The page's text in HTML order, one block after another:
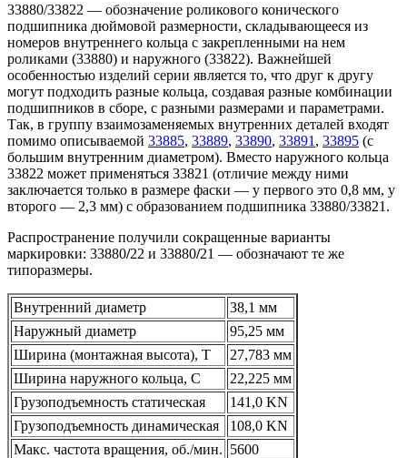
33880/33822 — обозначение роликового конического
подшипника дюймовой размерности, складывающееся из
номеров внутреннего кольца с закрепленными на нем
роликами (33880) и наружного (33822). Важнейшей
особенностью изделий серии является то, что друг к другу
могут подходить разные кольца, создавая разные комбинации
подшипников в сборе, с разными размерами и параметрами.
Так, в группу взаимозаменяемых внутренних деталей входят
помимо описываемой 33885, 33889, 33890, 33891 , 33895 (с
большим внутренним диаметром). Вместо наружного кольца
33822 может применяться 33821 (отличие между ними
заключается только в размере фаски — у первого это 0,8 мм, у
второго — 2,3 мм) с образованием подшипника 33880/33821.
Распространение получили сокращенные варианты
маркировки: 33880/22 и 33880/21 — обозначают те же
типоразмеры.
Внутренний диаметр
38,1 мм
Наружный диаметр
95,25 мм
Ширина (монтажная высота), T
27,783 мм
Ширина наружного кольца, С
22,225 мм
Грузоподъемность статическая
141,0 KN
Грузоподъемность динамическая
108,0 KN
Макс. частота вращения, об./мин. 5600